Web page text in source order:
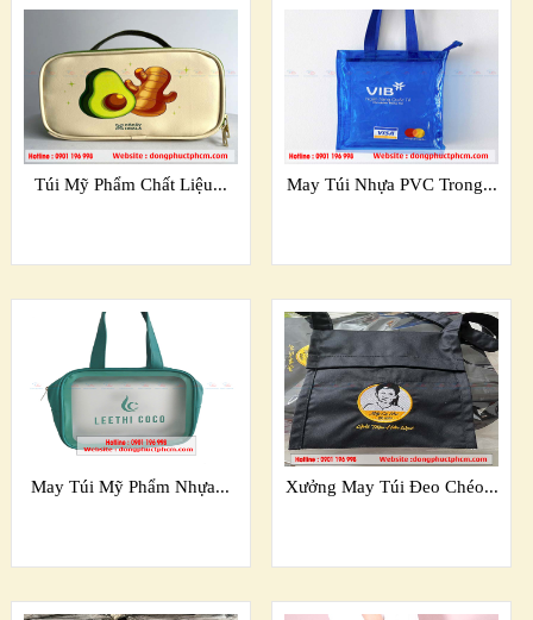
Túi Mỹ Phẩm Chất Liệu... May Túi Nhựa PVC Trong...
May Túi Mỹ Phẩm Nhựa... Xưởng May Túi Đeo Chéo...